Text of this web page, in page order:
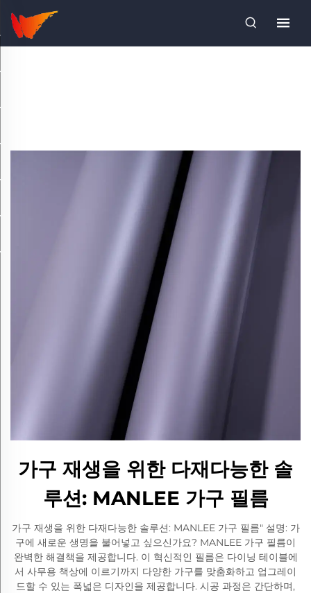
가구 재생을 위한 다재다능한 솔
루션: MANLEE 가구 필름
가구 재생을 위한 다재다능한 솔루션: MANLEE 가구 필름" 설명: 가
구에 새로운 생명을 불어넣고 싶으신가요? MANLEE 가구 필름이
완벽한 해결책을 제공합니다. 이 혁신적인 필름은 다이닝 테이블에
서 사무용 책상에 이르기까지 다양한 가구를 맞춤화하고 업그레이
드할 수 있는 폭넓은 디자인을 제공합니다. 시공 과정은 간단하며,